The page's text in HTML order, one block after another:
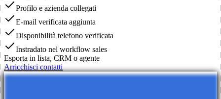
Profilo e azienda collegati
E-mail verificata aggiunta
Disponibilità telefono verificata
Instradato nel workflow sales
Esporta in lista, CRM o agente
Arricchisci contatti